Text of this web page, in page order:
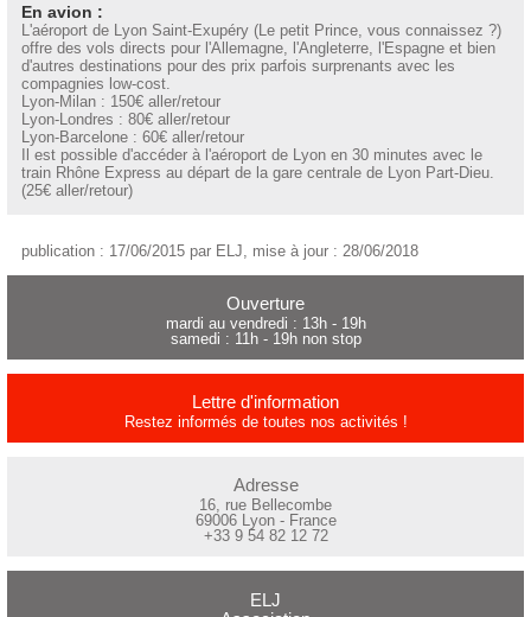
En avion :
L'aéroport de Lyon Saint-Exupéry (Le petit Prince, vous connaissez ?)
offre des vols directs pour l'Allemagne, l'Angleterre, l'Espagne et bien
d'autres destinations pour des prix parfois surprenants avec les
compagnies low-cost.
Lyon-Milan : 150€ aller/retour
Lyon-Londres : 80€ aller/retour
Lyon-Barcelone : 60€ aller/retour
Il est possible d'accéder à l'aéroport de Lyon en 30 minutes avec le
train Rhône Express au départ de la gare centrale de Lyon Part-Dieu.
(25€ aller/retour)
publication : 17/06/2015 par ELJ, mise à jour : 28/06/2018
Ouverture
mardi au vendredi : 13h - 19h
samedi : 11h - 19h non stop
Lettre d'information
Restez informés de toutes nos activités !
Adresse
16, rue Bellecombe
69006 Lyon - France
+33 9 54 82 12 72
ELJ